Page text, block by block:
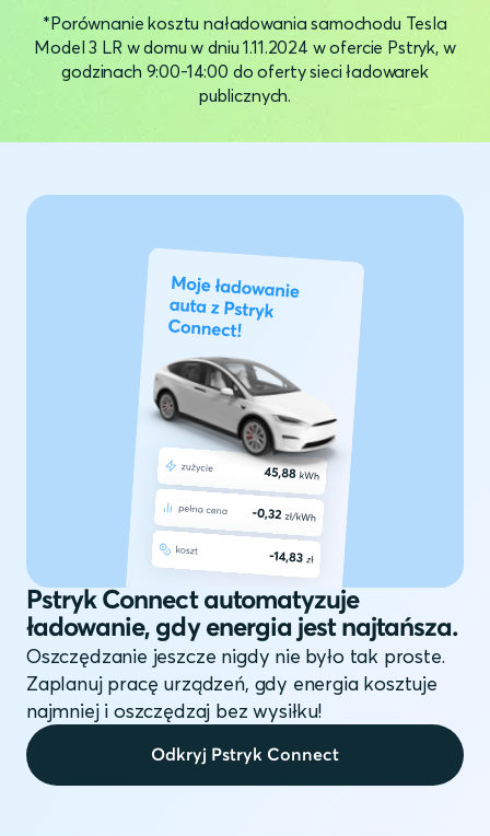
*Porównanie kosztu naładowania samochodu Tesla
Model 3 LR w domu w dniu 1.11.2024 w ofercie Pstryk, w
godzinach 9:00-14:00 do oferty sieci ładowarek
publicznych.
Pstryk Connect automatyzuje
ładowanie, gdy energia jest najtańsza.
Oszczędzanie jeszcze nigdy nie było tak proste.
Zaplanuj pracę urządzeń, gdy energia kosztuje
najmniej i oszczędzaj bez wysiłku!
Odkryj Pstryk Connect